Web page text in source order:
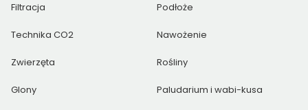
Filtracja Podłoże
Technika CO2 Nawożenie
Zwierzęta Rośliny
Glony Paludarium i wabi-kusa